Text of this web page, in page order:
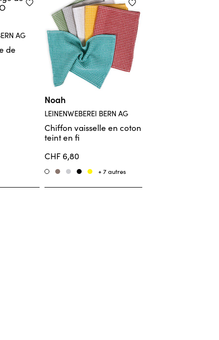
AG
de
Noah
LEINENWEBEREI BERN AG
Chiffon vaisselle en coton
teint en fi
CHF 6,80
WeissTaupeHellgrau
Schwarz
Gelb
+ 7 autres